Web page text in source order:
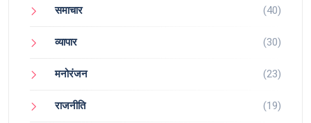
समाचार (40)
व्यापार (30)
मनोरंजन (23)
राजनीति (19)